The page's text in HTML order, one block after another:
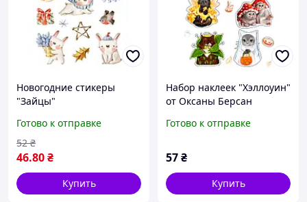
Новогодние стикеры
"Зайцы"
Готово к отправке
46.80₴
52 ₴
Купить
Набор наклеек "Хэллоуин"
от Оксаны Берсан
Готово к отправке
57₴
Купить